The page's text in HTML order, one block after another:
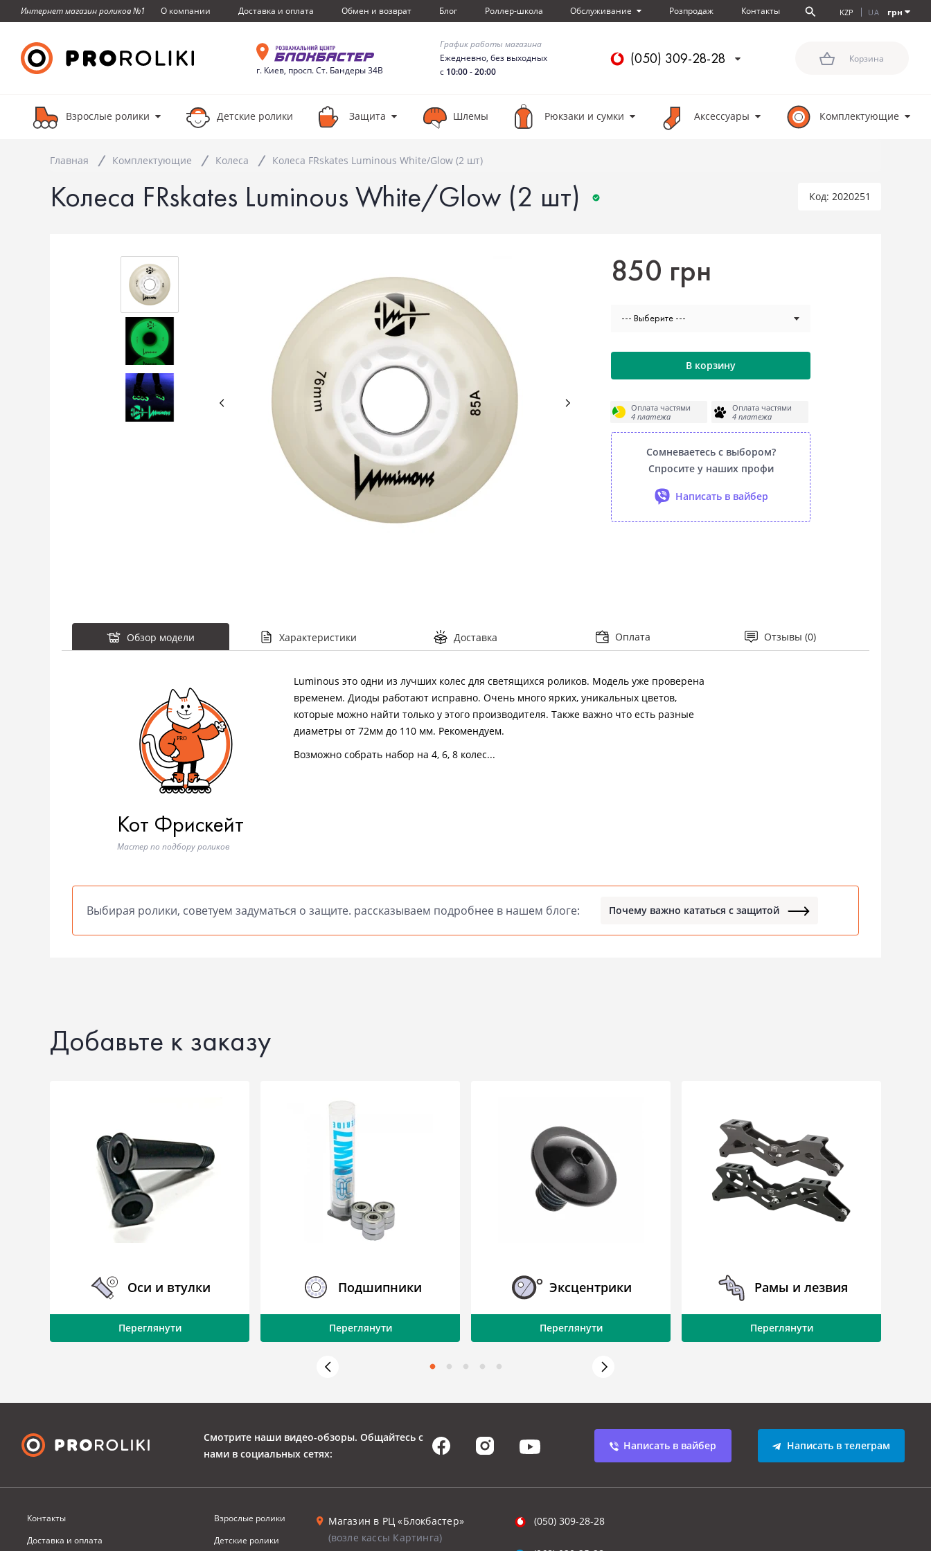
Интернет магазин роликов №1 О компании Доставка и оплата Обмен и возврат Блог Роллер-школа Обслуживание Розпродаж Контакты KZP UA грн
г. Киев, просп. Ст. Бандеры 34В
График работы магазина
Ежедневно, без выходных
с 10:00-20:00
(050) 309-28-28 Корзина
Взрослые ролики Детские ролики Защита Шлемы Рюкзаки и сумки Аксессуары Комплектующие
Главная Комплектующие Колеса Колеса FRskates Luminous White/Glow (2 шт)
Колеса FRskates Luminous White/Glow (2 шт) Код: 2020251
850 грн
--- Выберите ---
В корзину
Оплата частями
4 платежа
Оплата частями
4 платежа
Сомневаетесь с выбором?
Спросите у наших профи
Написать в вайбер
Обзор модели Характеристики Доставка Оплата Отзывы (0)
Кот Фрискейт
Мастер по подбору роликов
Luminous это одни из лучших колес для светящихся роликов. Модель уже проверена
временем. Диоды работают исправно. Очень много ярких, уникальных цветов,
которые можно найти только у этого производителя. Также важно что есть разные
диаметры от 72мм до 110 мм. Рекомендуем.
Возможно собрать набор на 4, 6, 8 колес...
Выбирая ролики, советуем задуматься о защите. рассказываем подробнее в нашем блоге: Почему важно кататься с защитой
Добавьте к заказу
Оси и втулки
Переглянути
Подшипники
Переглянути
Эксцентрики
Переглянути
Рамы и лезвия
Переглянути
Смотрите наши видео-обзоры. Общайтесь с
нами в социальных сетях:
Написать в вайбер Написать в телеграм
Контакты
Доставка и оплата
Взрослые ролики
Детские ролики
Магазин в РЦ «Блокбастер»
(возле кассы Картинга)
(050) 309-28-28